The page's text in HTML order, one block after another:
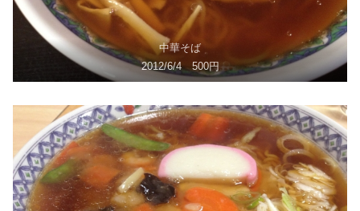
中華そば
2012/6/4 500円